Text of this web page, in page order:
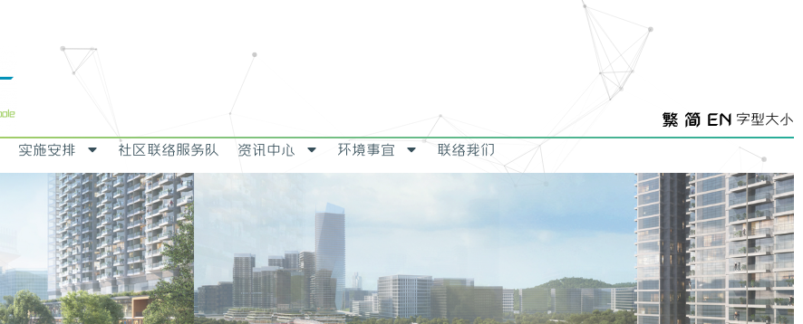
繁 简 EN 字型大小
实施安排 社区联络服务队 资讯中心 环境事宜 联络我们